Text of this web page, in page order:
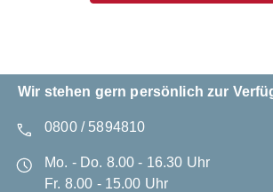
Wir stehen gern persönlich zur
0800 / 5894810
Mo. - Do. 8.00 - 16.30 Uhr
Fr. 8.00 - 15.00 Uhr